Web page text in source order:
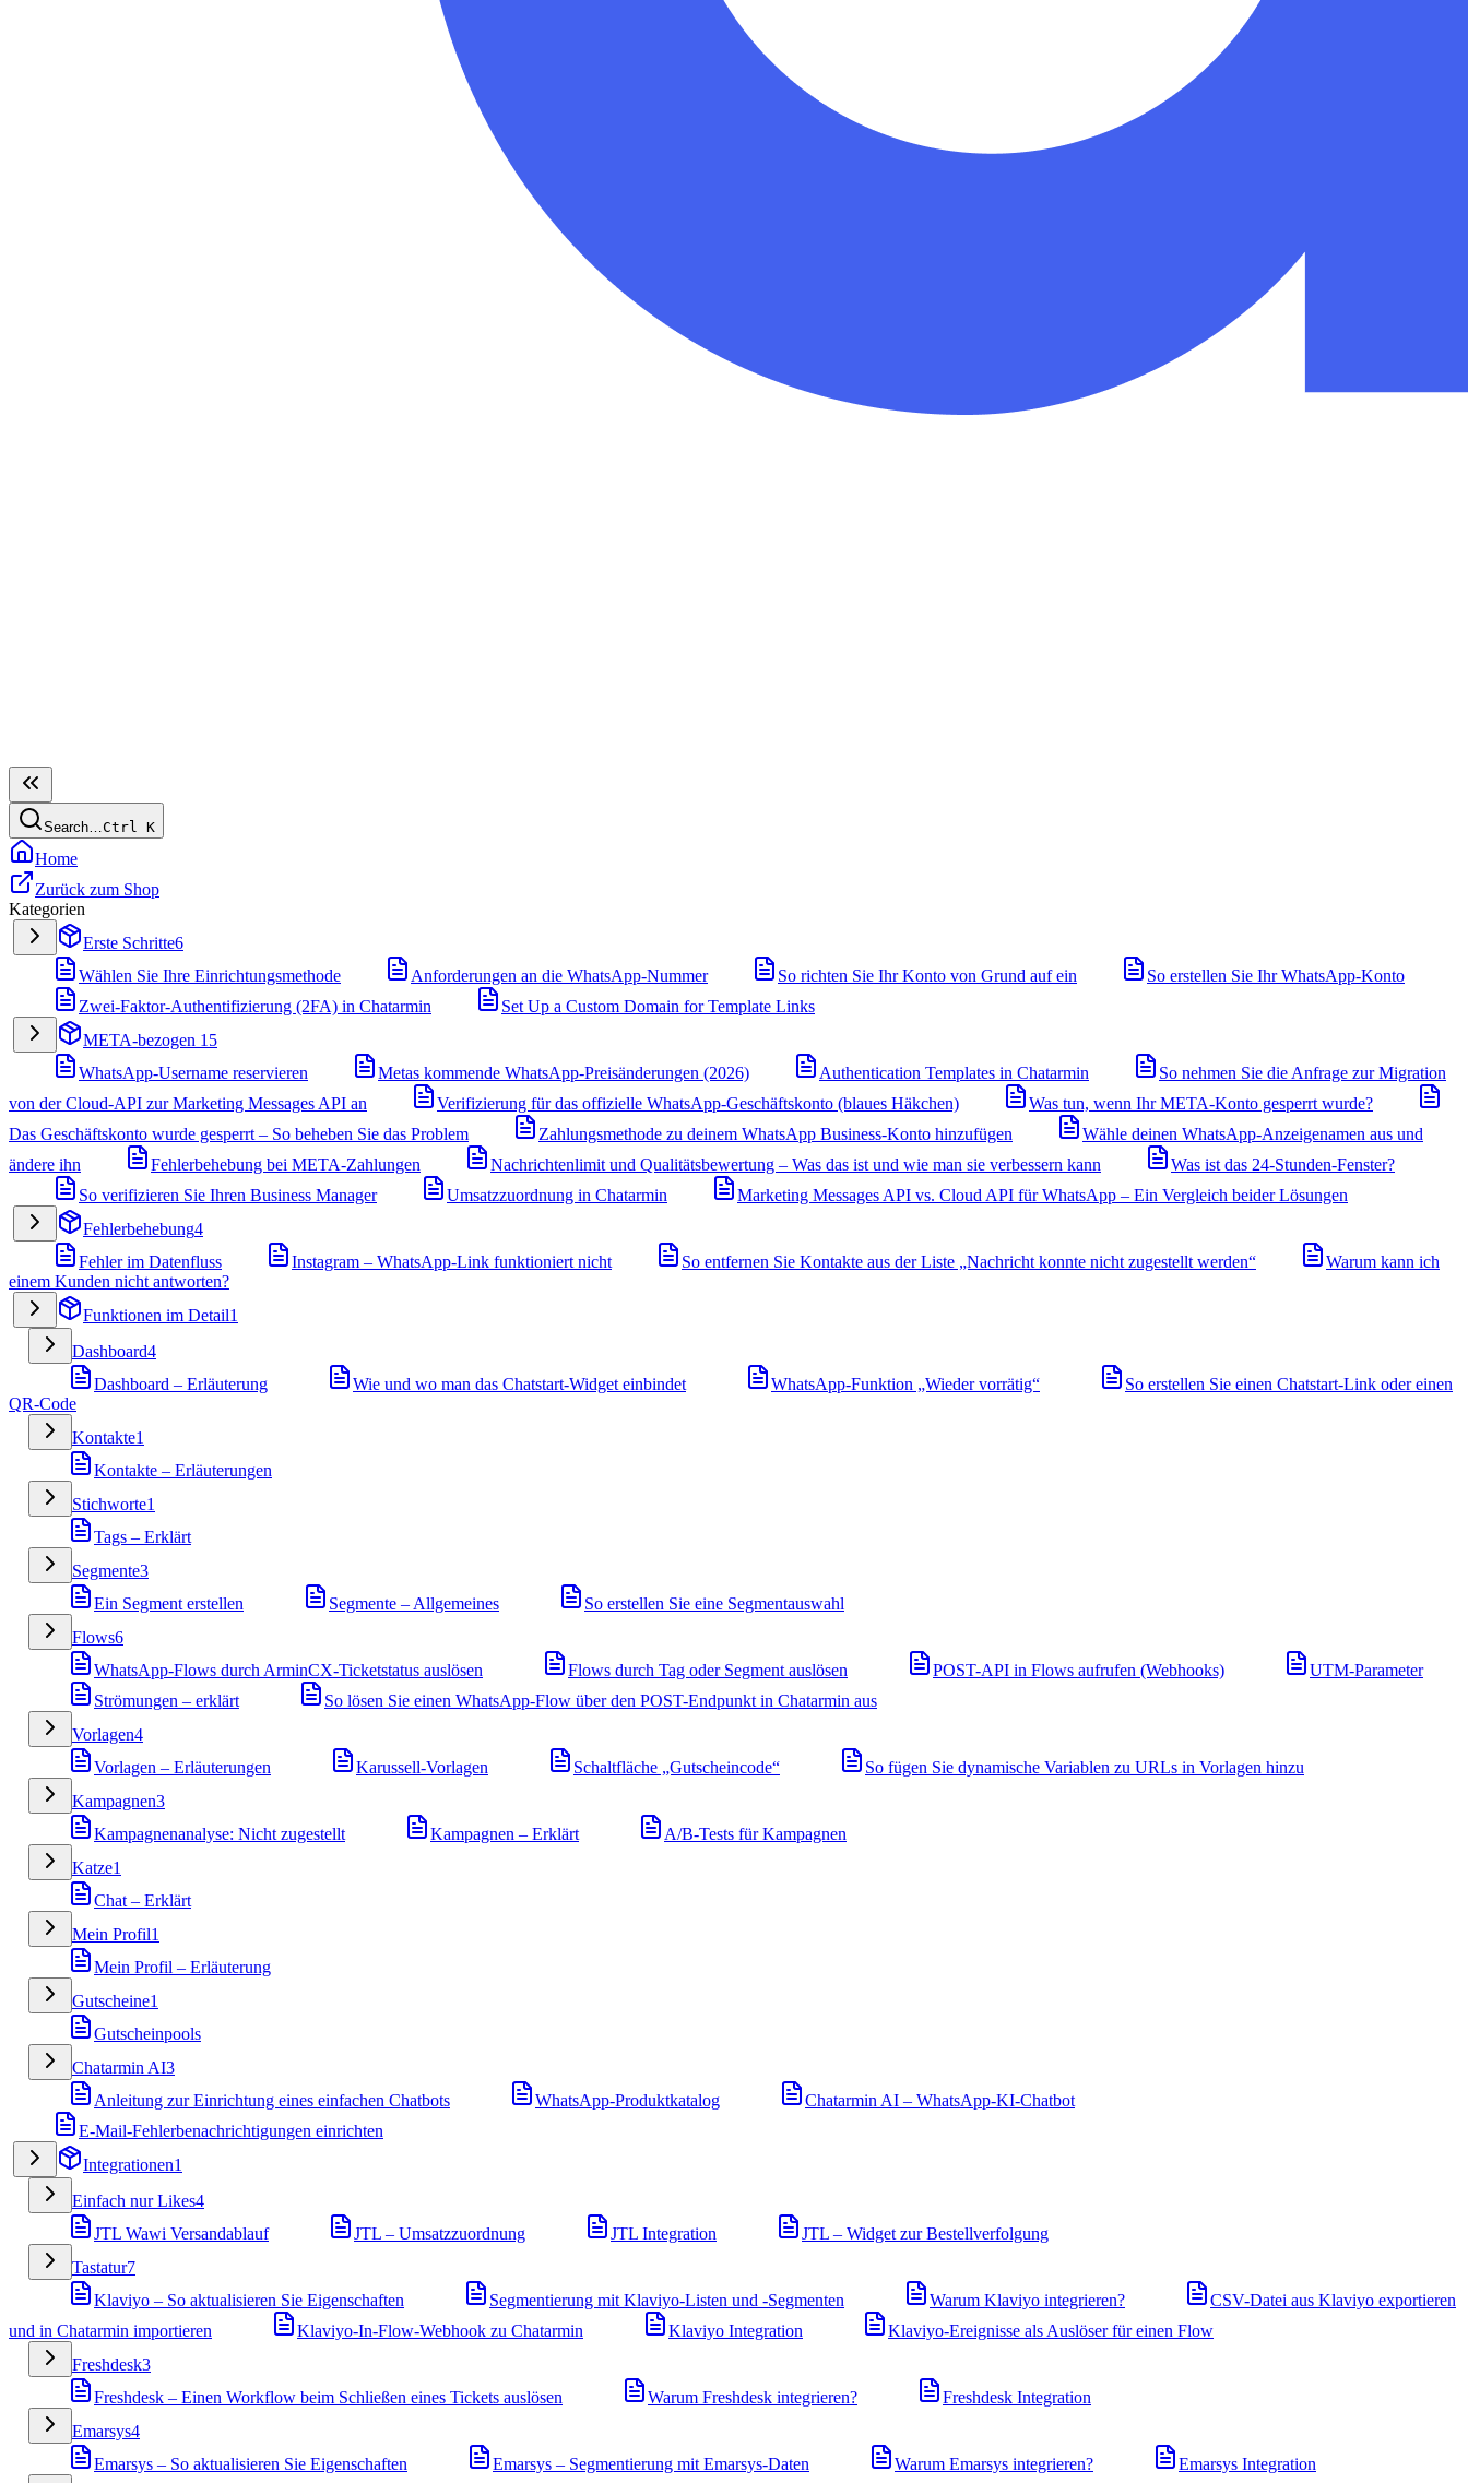
Search…Ctrl K
Home
Zurück zum Shop
Kategorien
Erste Schritte6
Wählen Sie Ihre Einrichtungsmethode
Anforderungen an die WhatsApp-Nummer So richten Sie Ihr Konto von Grund auf ein
So erstellen Sie Ihr WhatsApp-Konto
Zwei-Faktor-Authentifizierung (2FA) in Chatarmin
Set Up a Custom Domain for Template Links
META-bezogen 15
WhatsApp-Username reservieren
Metas kommende WhatsApp-Preisänderungen (2026) Authentication Templates in Chatarmin
So nehmen Sie die Anfrage zur Migration
von der Cloud-API zur Marketing Messages API an
Verifizierung für das offizielle WhatsApp-Geschäftskonto (blaues Häkchen)
Was tun, wenn Ihr META-Konto gesperrt wurde?
Das Geschäftskonto wurde gesperrt – So beheben Sie das Problem
Zahlungsmethode zu deinem WhatsApp Business-Konto hinzufügen
Wähle deinen WhatsApp-Anzeigenamen aus und
ändere ihn
Fehlerbehebung bei META-Zahlungen Nachrichtenlimit und Qualitätsbewertung – Was das ist und wie man sie verbessern kann
Was ist das 24-Stunden-Fenster?
So verifizieren Sie Ihren Business Manager
Umsatzzuordnung in Chatarmin
Marketing Messages API vs. Cloud API für WhatsApp – Ein Vergleich beider Lösungen
Fehlerbehebung4
Fehler im Datenfluss
Instagram – WhatsApp-Link funktioniert nicht So entfernen Sie Kontakte aus der Liste „Nachricht konnte nicht zugestellt werden“
Warum kann ich
einem Kunden nicht antworten?
Funktionen im Detail1
Dashboard4
Dashboard – Erläuterung
Wie und wo man das Chatstart-Widget einbindet WhatsApp-Funktion „Wieder vorrätig“
So erstellen Sie einen Chatstart-Link oder einen
QR-Code
Kontakte1
Kontakte – Erläuterungen
Stichworte1
Tags – Erklärt
Segmente3
Ein Segment erstellen
Segmente – Allgemeines
So erstellen Sie eine Segmentauswahl
Flows6
WhatsApp-Flows durch ArminCX-Ticketstatus auslösen
Flows durch Tag oder Segment auslösen POST-API in Flows aufrufen (Webhooks)
UTM-Parameter
Strömungen – erklärt
So lösen Sie einen WhatsApp-Flow über den POST-Endpunkt in Chatarmin aus
Vorlagen4
Vorlagen – Erläuterungen
Karussell-Vorlagen Schaltfläche „Gutscheincode“
So fügen Sie dynamische Variablen zu URLs in Vorlagen hinzu
Kampagnen3
Kampagnenanalyse: Nicht zugestellt
Kampagnen – Erklärt
A/B-Tests für Kampagnen
Katze1
Chat – Erklärt
Mein Profil1
Mein Profil – Erläuterung
Gutscheine1
Gutscheinpools
Chatarmin AI3
Anleitung zur Einrichtung eines einfachen Chatbots
WhatsApp-Produktkatalog
Chatarmin AI – WhatsApp-KI-Chatbot
E-Mail-Fehlerbenachrichtigungen einrichten
Integrationen1
Einfach nur Likes4
JTL Wawi Versandablauf
JTL – Umsatzzuordnung JTL Integration
JTL – Widget zur Bestellverfolgung
Tastatur7
Klaviyo – So aktualisieren Sie Eigenschaften
Segmentierung mit Klaviyo-Listen und -Segmenten Warum Klaviyo integrieren?
CSV-Datei aus Klaviyo exportieren
und in Chatarmin importieren
Klaviyo-In-Flow-Webhook zu Chatarmin Klaviyo Integration
Klaviyo-Ereignisse als Auslöser für einen Flow
Freshdesk3
Freshdesk – Einen Workflow beim Schließen eines Tickets auslösen
Warum Freshdesk integrieren?
Freshdesk Integration
Emarsys4
Emarsys – So aktualisieren Sie Eigenschaften
Emarsys – Segmentierung mit Emarsys-Daten Warum Emarsys integrieren? Emarsys Integration